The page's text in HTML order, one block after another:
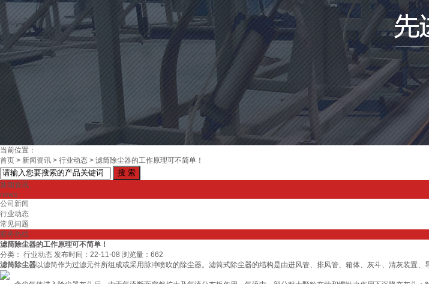
当前位置：
首页 > 新闻资讯 > 行业动态 > 滤筒除尘器的工作原理可不简单！
新闻资讯
news
公司新闻
行业动态
常见问题
服务热线
滤筒除尘器的工作原理可不简单！
分类： 行业动态 发布时间：22-11-08 浏览量：662
滤筒除尘器以滤筒作为过滤元件所组成或采用脉冲喷吹的除尘器。滤筒式除尘器的结构是由进风管、排风管、箱体、灰斗、清灰装置